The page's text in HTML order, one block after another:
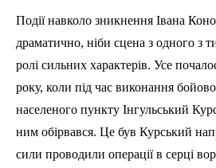
Події навколо зникнення Івана
драматично, ніби сцена з одного з
ролі сильних характерів. Усе
року, коли під час виконання
населеного пункту Інгульський
ним обірвався. Це був Курський
сили проводили операції в серці